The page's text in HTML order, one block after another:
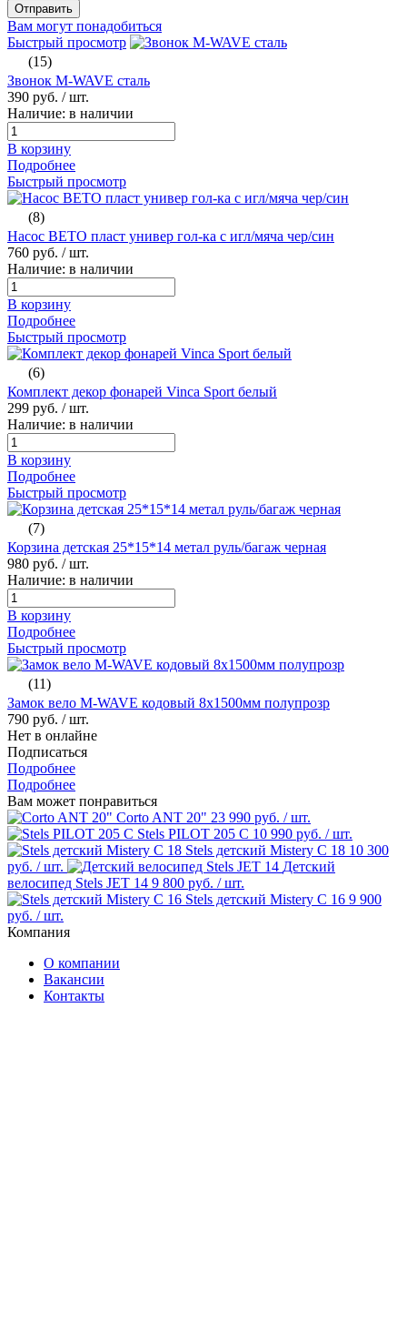
Отправить
Вам могут понадобиться
Быстрый просмотр
(15)
Звонок M-WAVE сталь
390 руб. / шт.
Наличие: в наличии
В корзину
Подробнее
Быстрый просмотр
(8)
Насос ВЕТО пласт универ гол-ка с игл/мяча чер/син
760 руб. / шт.
Наличие: в наличии
В корзину
Подробнее
Быстрый просмотр
(6)
Комплект декор фонарей Vinca Sport белый
299 руб. / шт.
Наличие: в наличии
В корзину
Подробнее
Быстрый просмотр
(7)
Корзина детская 25*15*14 метал руль/багаж черная
980 руб. / шт.
Наличие: в наличии
В корзину
Подробнее
Быстрый просмотр
(11)
Замок вело M-WAVE кодовый 8х1500мм полупрозр
790 руб. / шт.
Нет в онлайне
Подписаться
Подробнее
Подробнее
Вам может понравиться
Corto ANT 20" 23 990 руб. / шт.
Stels PILOT 205 C 10 990 руб. / шт.
Stels детский Mistery C 18 10 300
руб. / шт.
Детский
велосипед Stels JET 14 9 800 руб. / шт.
Stels детский Mistery C 16 9 900
руб. / шт.
Компания
О компании
Вакансии
Контакты